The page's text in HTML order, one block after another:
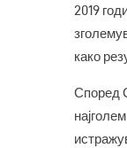
2019
како
Според